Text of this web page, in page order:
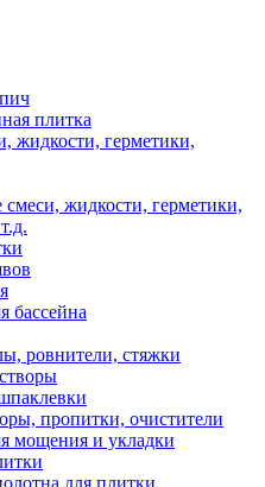
плитка
жидкости, герметики,
жидкости, герметики,
бассейна
ровнители, стяжки
пропитки, очистители
мощения и укладки
для плитки